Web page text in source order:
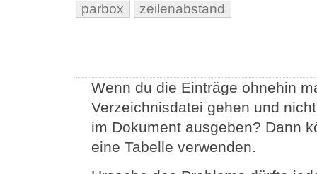
parbox zeilenabstand
Wenn du die Einträge ohnehin
Verzeichnisdatei gehen und
im Dokument ausgeben? Dann
eine Tabelle verwenden.